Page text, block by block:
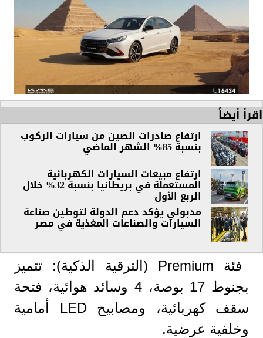
اقرأ أيضاً
ارتفاع صادرات الصين من سيارات الركوب
بنسبة 85% الشهر الماضي
ارتفاع مبيعات السيارات الكهربائية
المستعملة في بريطانيا بنسبة 32% خلال
الربع الأول
مدبولي يؤكد دعم الدولة لتوطين صناعة
السيارات والصناعات المغذية في مصر
فئة Premium (الترقية الذكية): تتميز
بجنوط 17 بوصة، 4 وسائد هوائية، فتحة
سقف كهربائية، ومصابيح LED أمامية
وخلفية عرضية.